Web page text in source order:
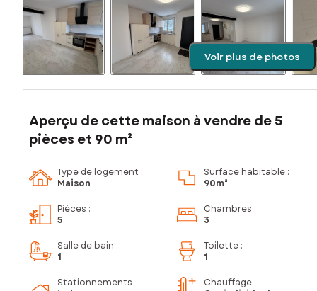
Voir plus de photos
Aperçu de cette maison à vendre de 5
pièces et 90 m²
Type de logement :
Maison
Surface habitable :
90m²
Pièces :
5
Chambres :
3
Salle de bain :
1
Toilette :
1
Stationnements
Chauffage :